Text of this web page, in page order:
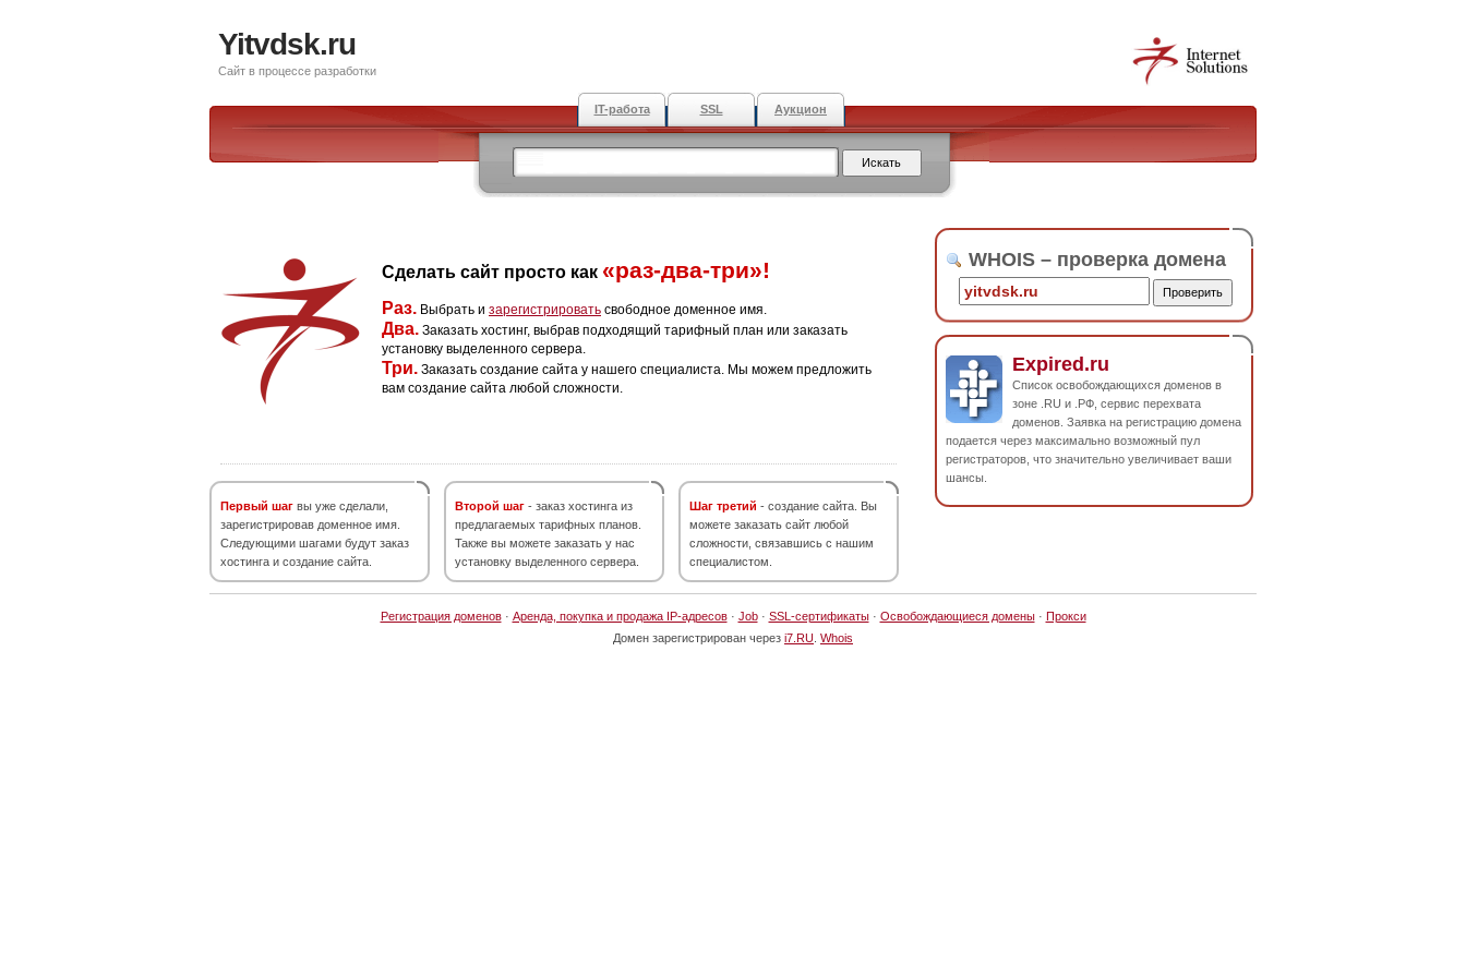
Yitvdsk.ru
Сайт в процессе разработки
IT-работа SSL Аукцион
Сделать сайт просто как «раз-два-три»!
Раз. Выбрать и зарегистрировать свободное доменное имя.
Два. Заказать хостинг, выбрав подходящий тарифный план или заказать
установку выделенного сервера.
Три. Заказать создание сайта у нашего специалиста. Мы можем предложить
вам создание сайта любой сложности.
Первый шаг вы уже сделали,
зарегистрировав доменное имя.
Следующими шагами будут заказ
хостинга и создание сайта.
Второй шаг - заказ хостинга из
предлагаемых тарифных планов.
Также вы можете заказать у нас
установку выделенного сервера.
Шаг третий - создание сайта. Вы
можете заказать сайт любой
сложности, связавшись с нашим
специалистом.
WHOIS – проверка домена
Expired.ru
Список освобождающихся доменов в
зоне .RU и .РФ, сервис перехвата
доменов. Заявка на регистрацию домена
подается через максимально возможный пул
регистраторов, что значительно увеличивает ваши
шансы.
Регистрация доменов· Аренда, покупка и продажа IP-адресов· Job· SSL-сертификаты· Освобождающиеся домены· Прокси
Домен зарегистрирован через i7.RU Whois